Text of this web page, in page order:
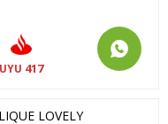
UYU 417
LOVELY